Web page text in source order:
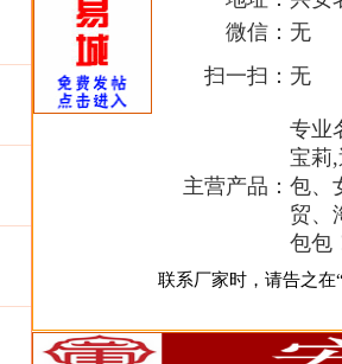
微信： 无
扫一扫： 无
主营产品：
专业
宝莉
包、
贸、
包包
联系厂家时，请告之在